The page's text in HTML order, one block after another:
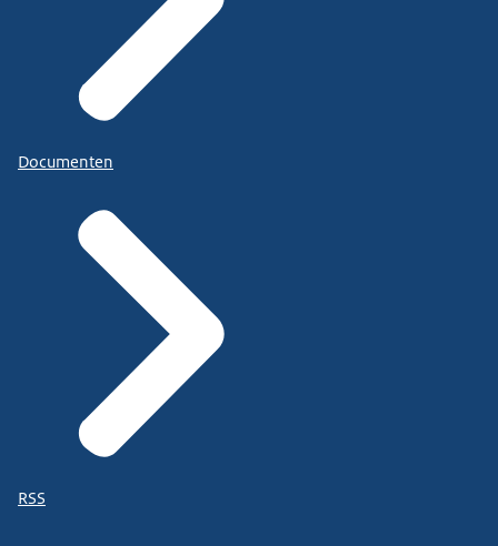
Documenten
RSS